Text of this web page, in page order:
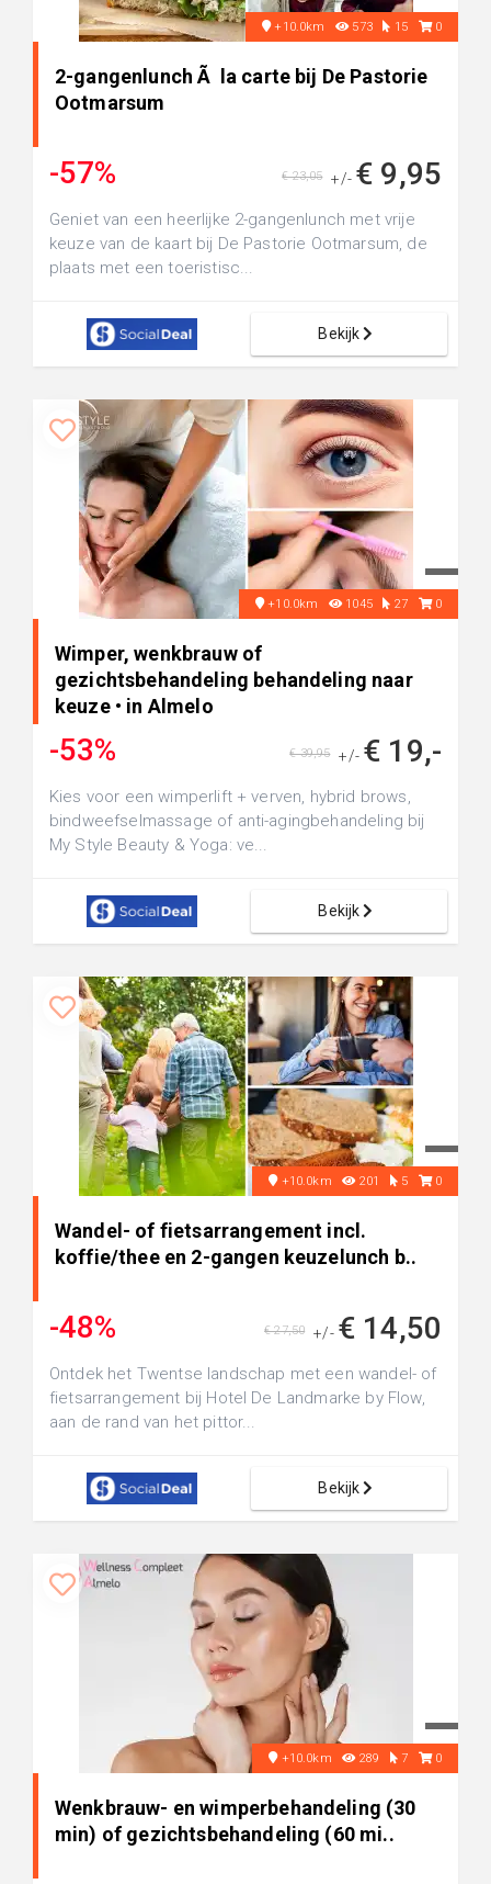
+10.0km 573 15 0
2-gangenlunch Ã la carte bij De Pastorie
Ootmarsum
-57% +/- € 9,95
€ 23,05
Geniet van een heerlijke 2-gangenlunch met vrije
keuze van de kaart bij De Pastorie Ootmarsum, de
plaats met een toeristisc...
Bekijk
+10.0km 1045 27 0
Wimper, wenkbrauw of
gezichtsbehandeling behandeling naar
keuze • in Almelo
-53% +/- € 19,-
€ 39,95
Kies voor een wimperlift + verven, hybrid brows,
bindweefselmassage of anti-agingbehandeling bij
My Style Beauty & Yoga: ve...
Bekijk
+10.0km 201 5 0
Wandel- of fietsarrangement incl.
koffie/thee en 2-gangen keuzelunch b..
-48% +/- € 14,50
€ 27,50
Ontdek het Twentse landschap met een wandel- of
fietsarrangement bij Hotel De Landmarke by Flow,
aan de rand van het pittor...
Bekijk
+10.0km 289 7 0
Wenkbrauw- en wimperbehandeling (30
min) of gezichtsbehandeling (60 mi..